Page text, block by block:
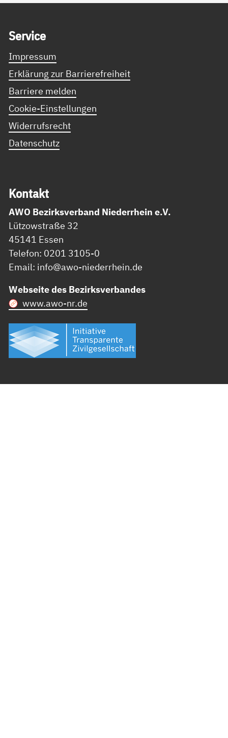
Ser­vice
Impressum
Erklärung zur Barrierefreiheit
Barriere melden
Cookie-Einstellungen
Widerrufsrecht
Datenschutz
Kon­takt
AWO Bezirksverband Niederrhein e.V.
Lützowstraße 32
45141 Essen
Telefon: 0201 3105-0
Email: info@awo-niederrhein.de
Webseite des Bezirksverbandes
www.awo-nr.de